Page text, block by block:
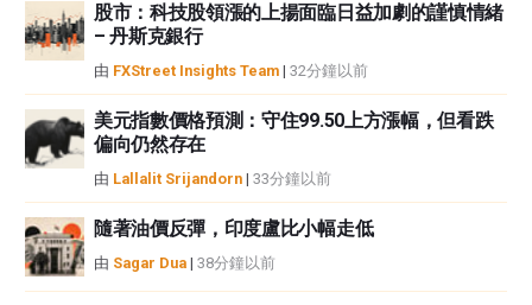
股市：科技股領漲的上揚面臨日益加劇的謹慎情緒
– 丹斯克銀行
由 FXStreet Insights Team | 32分鐘以前
美元指數價格預測：守住99.50上方漲幅，但看跌
偏向仍然存在
由 Lallalit Srijandorn | 33分鐘以前
隨著油價反彈，印度盧比小幅走低
由 Sagar Dua | 38分鐘以前